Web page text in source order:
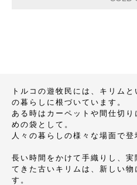
トルコの遊牧民には、キリム
の暮らしに根づいています。
ある時はカーペットや間仕切
めの袋として。
人々の暮らしの様々な場面で登
長い時間をかけて手織りし、
てきた古いキリムは、新しい
す。